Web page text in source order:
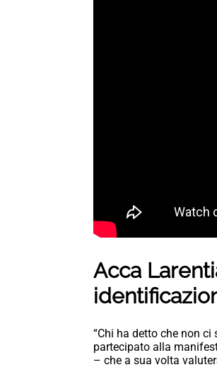
Acca
“Chi ha detto che non
partecipato alla
– che a sua volta